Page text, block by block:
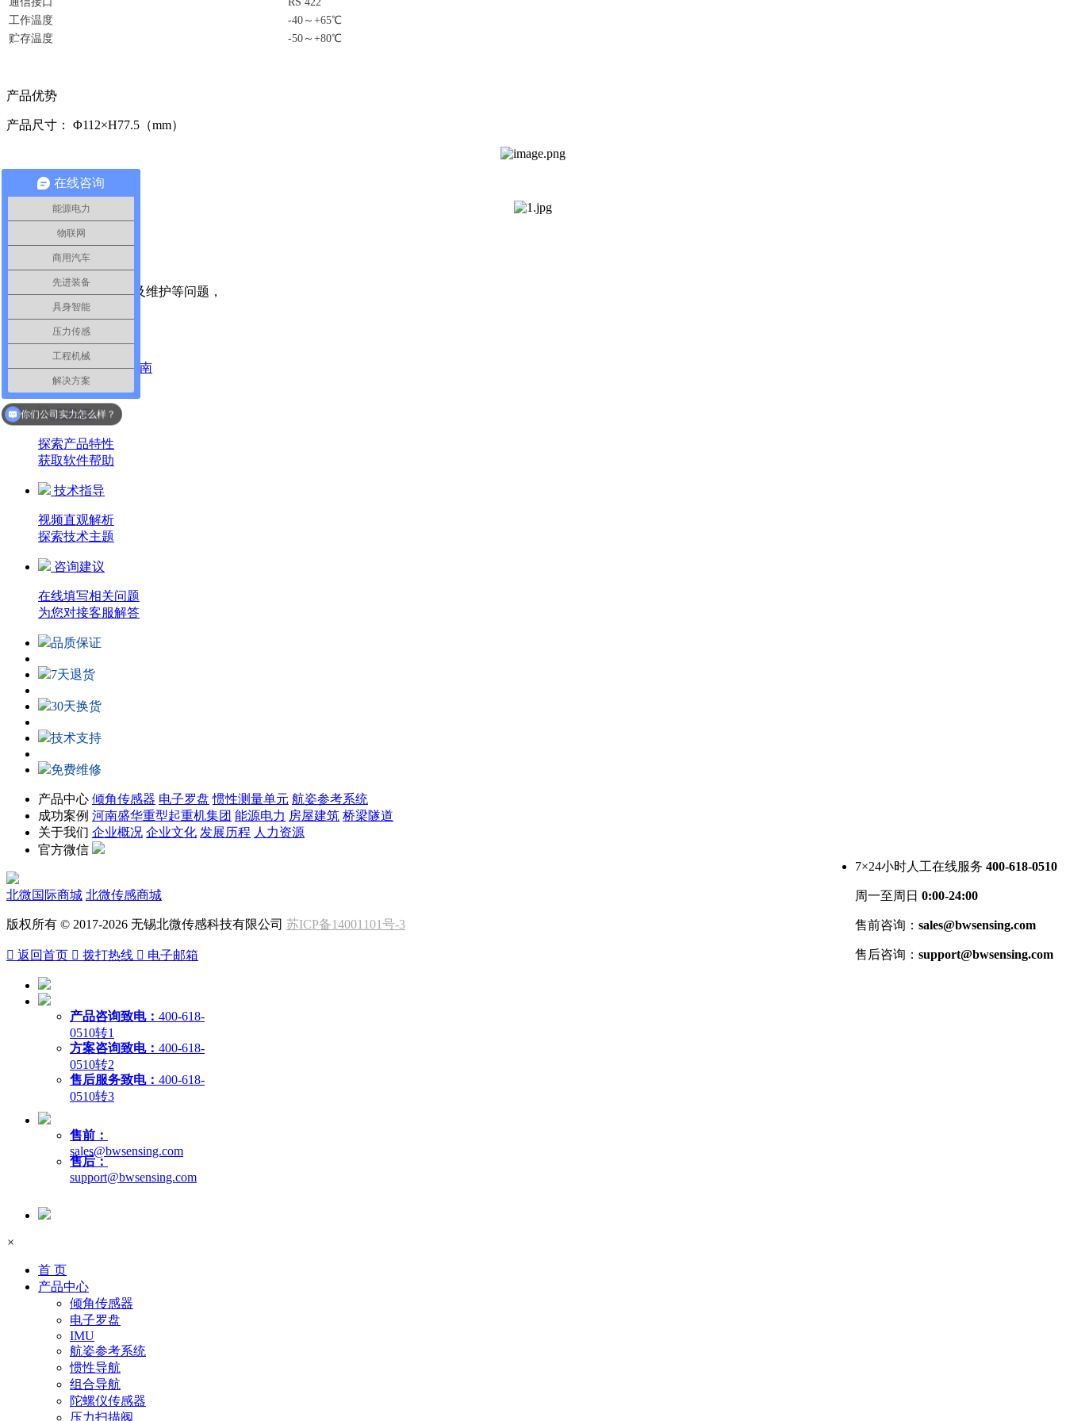
工作温度
-40～+65℃
贮存温度
-50～+80℃
产品优势
产品尺寸： Φ112×H77.5（mm）
北微产品服务与支持
有关对产品安装、使用及维护等问题，
可以通过这里联系我们
白皮书
可供下载的手册指南
方便查阅
工具库
探索产品特性
获取软件帮助
技术指导
视频直观解析
探索技术主题
咨询建议
在线填写相关问题
为您对接客服解答
品质保证
7天退货
30天换货
技术支持
免费维修
产品中心 倾角传感器 电子罗盘 惯性测量单元 航姿参考系统
成功案例 河南盛华重型起重机集团 能源电力 房屋建筑 桥梁隧道
关于我们 企业概况 企业文化 发展历程 人力资源
官方微信
7×24小时人工在线服务 400-618-0510
周一至周日0:00-24:00
售前咨询：sales@bwsensing.com
售后咨询：support@bwsensing.com
北微国际商城 北微传感商城
版权所有 © 2017-2026 无锡北微传感科技有限公司 苏ICP备14001101号-3
 返回首页  拨打热线  电子邮箱
产品咨询致电： 400-618-
0510转1
方案咨询致电： 400-618-
0510转2
售后服务致电： 400-618-
0510转3
售前：
sales@bwsensing.com
售后：
support@bwsensing.com
×
首 页
产品中心
倾角传感器
电子罗盘
IMU
航姿参考系统
惯性导航
组合导航
陀螺仪传感器
压力扫描阀
在线咨询
能源电力
物联网
商用汽车
先进装备
具身智能
压力传感
工程机械
解决方案
你们公司实力怎么样？
你们的产品质量怎么样？